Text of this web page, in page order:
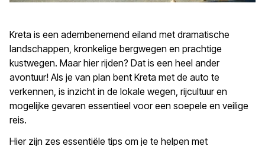
Kreta is een adembenemend eiland met dramatische
landschappen, kronkelige bergwegen en prachtige
kustwegen. Maar hier rijden? Dat is een heel ander
avontuur! Als je van plan bent Kreta met de auto te
verkennen, is inzicht in de lokale wegen, rijcultuur en
mogelijke gevaren essentieel voor een soepele en veilige
reis.
Hier zijn zes essentiële tips om je te helpen met